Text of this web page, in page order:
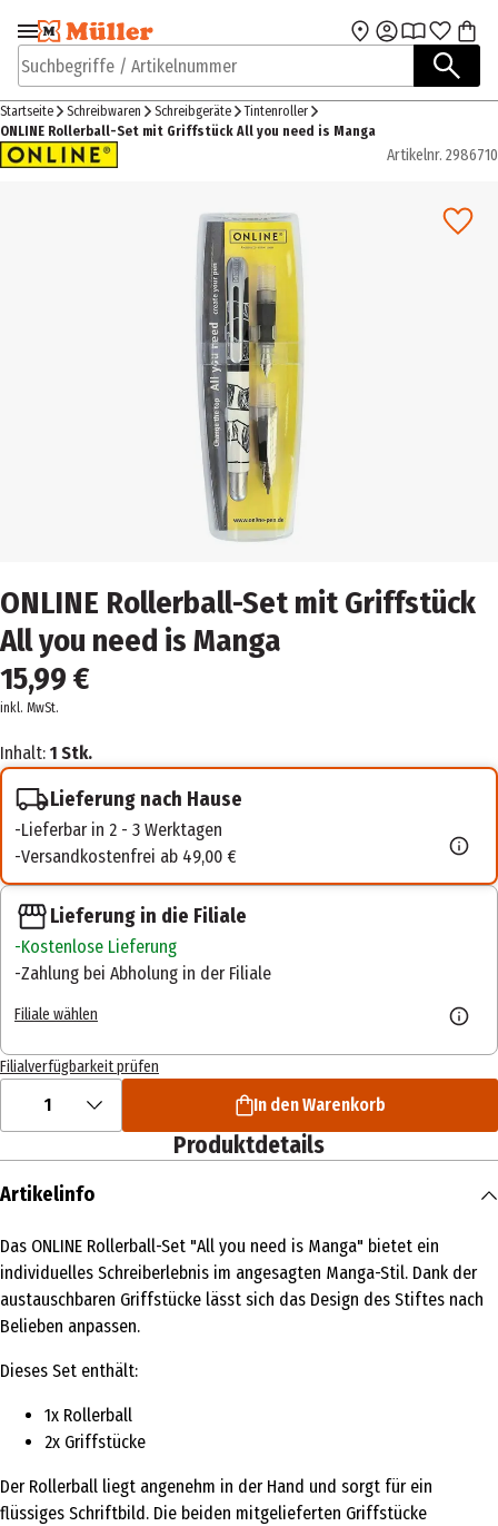
Zur Navigation
springen
Zum Hauptinhalt
Suchbegriffe / Artikelnummer
Startseite Schreibwaren Schreibgeräte
Tintenroller
ONLINE Rollerball-Set mit Griffstück All you need is Manga
Artikelnr. 2986710
ONLINE Rollerball-Set mit Griffstück
All you need is Manga
15,99 €
inkl. MwSt.
Inhalt: 1 Stk.
Lieferung nach Hause
Lieferbar in 2 - 3 Werktagen
Versandkostenfrei ab 49,00 €
Lieferung in die Filiale
Kostenlose Lieferung
Zahlung bei Abholung in der Filiale
Filiale wählen
Filialverfügbarkeit prüfen
1 In den Warenkorb
Produktdetails
Artikelinfo
Das ONLINE Rollerball-Set "All you need is Manga" bietet ein
individuelles Schreiberlebnis im angesagten Manga-Stil. Dank der
austauschbaren Griffstücke lässt sich das Design des Stiftes nach
Belieben anpassen.
Dieses Set enthält:
1x Rollerball
2x Griffstücke
Der Rollerball liegt angenehm in der Hand und sorgt für ein
flüssiges Schriftbild. Die beiden mitgelieferten Griffstücke